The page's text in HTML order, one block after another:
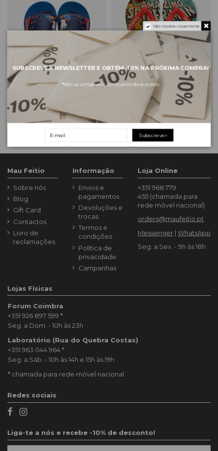
IPANEMA Chinelos Criança
Liga da Justiça - Blue Blue Red
18,17 € 25,95 €
HAVAIANAS Top Marvel -
30,00 €
Mau Feitio
Sobre nós
Blog
Gift Card
Contactos
Livro de
reclamações
Informação
Envios e
pagamentos
Devoluções e
trocas
Termos e
condições
Política de
privacidade
Campanhas
Loja Online
+351 968 779
455 (chamada para
rede móvel nacional)
orders@maufeitio.pt
Messenger | WhatsApp
Seg. a Sex. - 9h às 18h
Lojas Físicas
Forum Coimbra
+351 926 897 599 *
Seg. a Dom. - 10h às 23h
Laboratório (Rua do Quebra Costas)
+351 963 044 964*
Seg. a Sáb. - 10h às 14h e 15h às 19h
* chamada para rede móvel nacional
Redes sociais
Liga-te a nós e recebe -10% de desconto!
Não mostrar novamente
SUBSCREVE A NEWSLETTER E OBTÉM -10%NA PRÓXIMA COMPRA!
*Não acumulável com outros descontos.
Subscrever